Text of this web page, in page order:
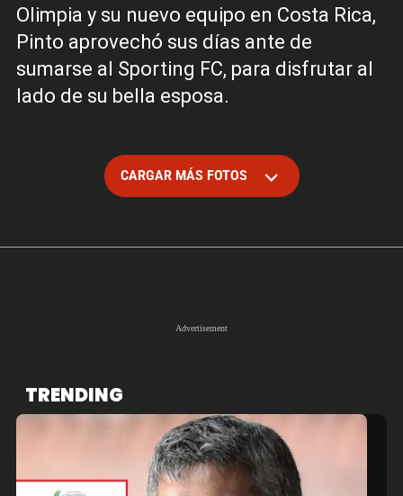
Olimpia y su nuevo equipo en Costa Rica,
Pinto aprovechó sus días ante de
sumarse al Sporting FC, para disfrutar al
lado de su bella esposa.
CARGAR MÁS FOTOS
TRENDING